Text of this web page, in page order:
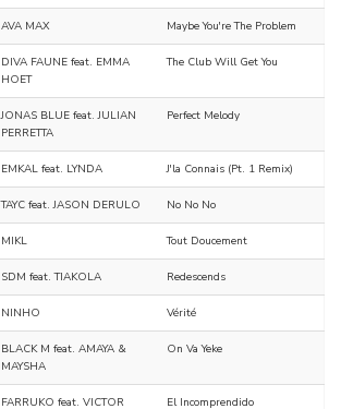
AVA MAX Maybe You're The Problem
DIVA FAUNE feat. EMMA
HOET
The Club Will Get You
JONAS BLUE feat. JULIAN
PERRETTA
Perfect Melody
EMKAL feat. LYNDA J'la Connais (Pt. 1 Remix)
TAYC feat. JASON DERULO No No No
MIKL Tout Doucement
SDM feat. TIAKOLA Redescends
NINHO Vérité
BLACK M feat. AMAYA &
MAYSHA
On Va Yeke
FARRUKO feat. VICTOR
El Incomprendido